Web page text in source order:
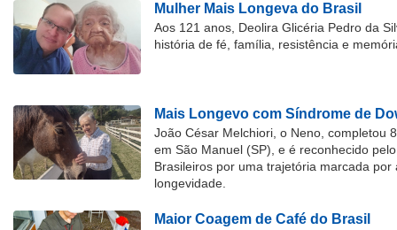
Mulher Mais Longeva do Brasil
Aos 121 anos, Deolira Glicéria Pedro da
história de fé, família, resistência e
Mais Longevo com Síndrome de
João César Melchiori, o Neno, completou
em São Manuel (SP), e é reconhecido
Brasileiros por uma trajetória marcada por
longevidade.
Maior Coagem de Café do Brasil